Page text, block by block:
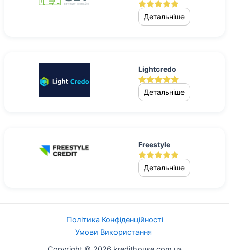
Детальніше
Lightcredo
Детальніше
Freestyle
Детальніше
Політика Конфіденційності
Умови Використання